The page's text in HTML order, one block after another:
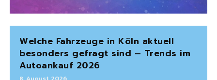
Welche Fahrzeuge in Köln aktuell
besonders gefragt sind – Trends im
Autoankauf 2026